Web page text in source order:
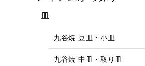
皿
九谷焼 豆皿・小皿
九谷焼 中皿・取り皿